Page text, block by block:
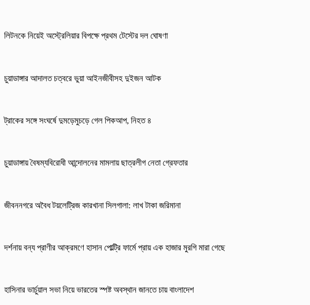
লিটনকে নিয়েই অস্ট্রেলিয়ার বিপক্ষে প্রথম টেস্টের দল ঘোষণা
চুয়াডাঙ্গার আদালত চত্বরে ভুয়া আইনজীবীসহ দুইজন আটক
ট্রাকের সঙ্গে সংঘর্ষে দুমড়েমুচড়ে গেল পিকআপ, নিহত ৪
চুয়াডাঙ্গায় বৈষম্যবিরোধী আন্দোলনের মামলায় ছাত্রলীগ নেতা গ্রেফতার
জীবননগরে অবৈধ টয়লেট্রিজ কারখানা সিলগালা: লাখ টাকা জরিমানা
দর্শনায় বন্য প্রাণীর আক্রমণে হাসান পোল্ট্রি ফার্মে প্রায় এক হাজার মুরগি মারা গেছে
হাসিনার ভার্চুয়াল সভা নিয়ে ভারতের স্পষ্ট অবস্থান জানতে চায় বাংলাদেশ